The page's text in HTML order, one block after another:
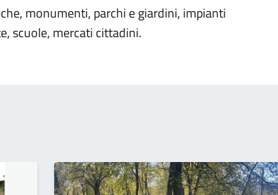
monumenti, parchi e giardini, impianti
scuole, mercati cittadini.